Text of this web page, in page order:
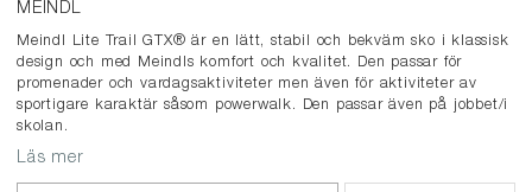
MEINDL
Meindl Lite Trail GTX® är en lätt, stabil och bekväm sko i klassisk
design och med Meindls komfort och kvalitet. Den passar för
promenader och vardagsaktiviteter men även för aktiviteter av
sportigare karaktär såsom powerwalk. Den passar även på jobbet/i
skolan.
Läs mer